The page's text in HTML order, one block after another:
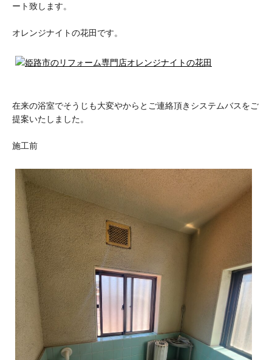
ート致します。
オレンジナイトの花田です。
在来の浴室でそうじも大変やからとご連絡頂きシステムバスをご
提案いたしました。
施工前